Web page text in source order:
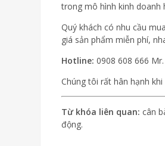
trong mô hình kinh doanh
Quý khách có nhu cầu mua
giá sản phẩm miễn phí,
Hotline: 0908 608 666
Chúng tôi rất hân hạnh
Từ khóa liên quan: cân
động.